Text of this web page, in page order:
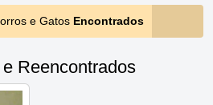
e Gatos Encontrados
Reencontrados